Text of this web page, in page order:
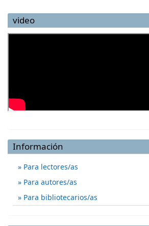
video
Información
Para lectores/as
Para autores/as
Para bibliotecarios/as